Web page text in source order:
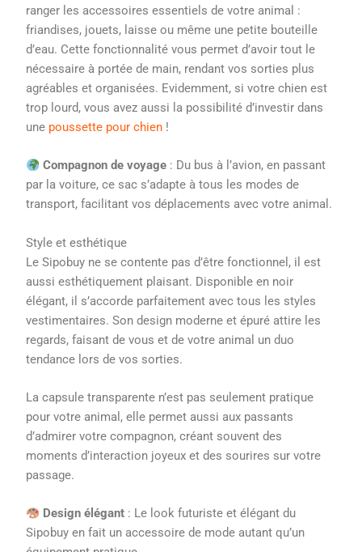
ranger les accessoires essentiels de votre animal :
friandises, jouets, laisse ou même une petite bouteille
d’eau. Cette fonctionnalité vous permet d’avoir tout le
nécessaire à portée de main, rendant vos sorties plus
agréables et organisées. Evidemment, si votre chien est
trop lourd, vous avez aussi la possibilité d’investir dans
une poussette pour chien !
Compagnon de voyage : Du bus à l’avion, en passant
par la voiture, ce sac s’adapte à tous les modes de
transport, facilitant vos déplacements avec votre animal.
Style et esthétique
Le Sipobuy ne se contente pas d’être fonctionnel, il est
aussi esthétiquement plaisant. Disponible en noir
élégant, il s’accorde parfaitement avec tous les styles
vestimentaires. Son design moderne et épuré attire les
regards, faisant de vous et de votre animal un duo
tendance lors de vos sorties.
La capsule transparente n’est pas seulement pratique
pour votre animal, elle permet aussi aux passants
d’admirer votre compagnon, créant souvent des
moments d’interaction joyeux et des sourires sur votre
passage.
Design élégant : Le look futuriste et élégant du
Sipobuy en fait un accessoire de mode autant qu’un